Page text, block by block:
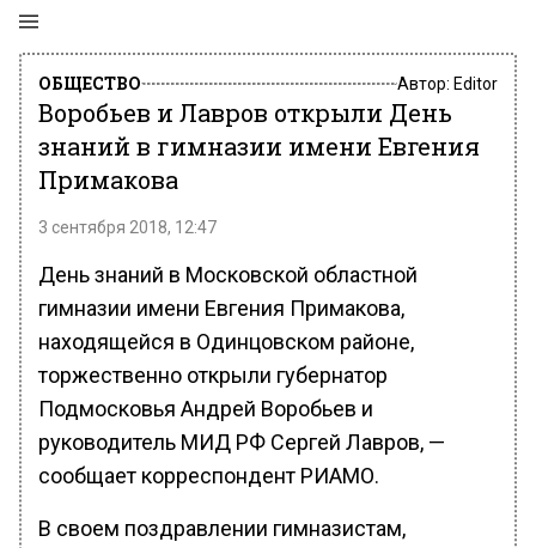
ОБЩЕСТВО Автор: Editor
Воробьев и Лавров открыли День
знаний в гимназии имени Евгения
Примакова
3 сентября 2018, 12:47
День знаний в Московской областной
гимназии имени Евгения Примакова,
находящейся в Одинцовском районе,
торжественно открыли губернатор
Подмосковья Андрей Воробьев и
руководитель МИД РФ Сергей Лавров, —
сообщает корреспондент РИАМО.
В своем поздравлении гимназистам,